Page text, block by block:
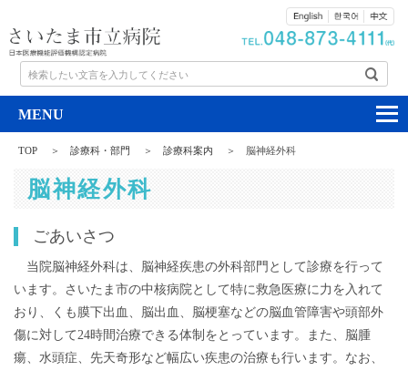
検索したい文言を入力してください
TOP 診療科・部門 診療科案内 脳神経外科
脳神経外科
ごあいさつ
当院脳神経外科は、脳神経疾患の外科部門として診療を行って
います。さいたま市の中核病院として特に救急医療に力を入れて
おり、くも膜下出血、脳出血、脳梗塞などの脳血管障害や頭部外
傷に対して24時間治療できる体制をとっています。また、脳腫
瘍、水頭症、先天奇形など幅広い疾患の治療も行います。なお、